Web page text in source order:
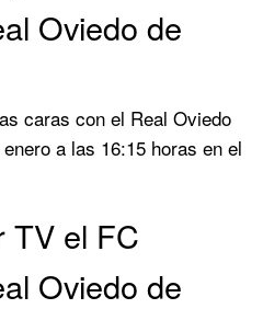
Oviedo de
caras con el Real Oviedo
a las 16:15 horas en el
TV el FC
Oviedo de